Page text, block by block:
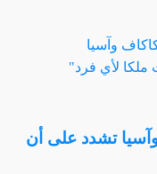
وآسيا تشدد على أن